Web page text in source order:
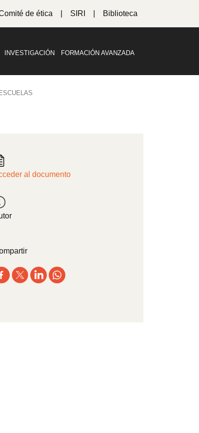
de ética SIRI Biblioteca
INVESTIGACIÓN FORMACIÓN AVANZADA
al documento